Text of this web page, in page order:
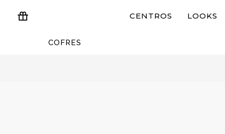
ESTUCHES Y REGALOS
CENTROS LOOKS
COFRES